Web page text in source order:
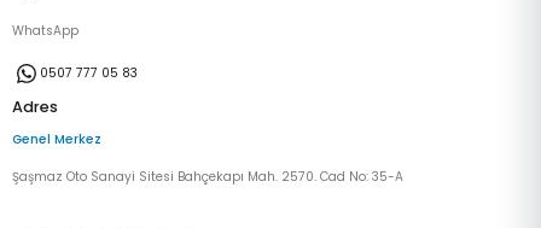
WhatsApp
0507 777 05 83
Adres
Genel Merkez
Şaşmaz Oto Sanayi Sitesi Bahçekapı Mah. 2570. Cad No: 35-A